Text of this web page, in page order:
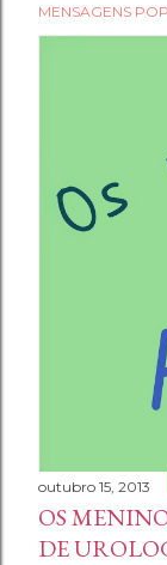
MENSAGENS
outubro 15, 2013
OS
DE